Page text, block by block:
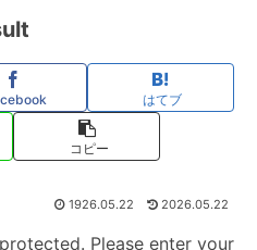
はてブ
コピー
1926.05.22 2026.05.22
Please enter your